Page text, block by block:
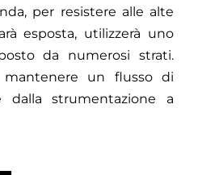
per resistere alle alte
esposta, utilizzerà uno
da numerosi strati.
mantenere un flusso di
dalla strumentazione a